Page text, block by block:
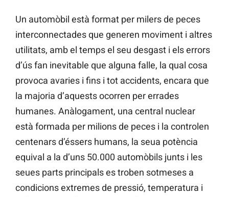
Un automòbil està format per milers de peces
interconnectades que generen moviment i altres
utilitats, amb el temps el seu desgast i els errors
d’ús fan inevitable que alguna falle, la qual cosa
provoca avaries i fins i tot accidents, encara que
la majoria d’aquests ocorren per errades
humanes. Anàlogament, una central nuclear
està formada per milions de peces i la controlen
centenars d’éssers humans, la seua potència
equival a la d’uns 50.000 automòbils junts i les
seues parts principals es troben sotmeses a
condicions extremes de pressió, temperatura i